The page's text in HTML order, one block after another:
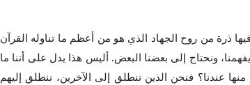
ذرة من روح الجهاد الذي هو من أعظم ما تناوله القرآن
ونحتاج إلى بعضنا البعض. أليس هذا يدل على أننا ما
عندنا؟ فنحن الذين ننطلق إلى الآخرين، ننطلق إليهم